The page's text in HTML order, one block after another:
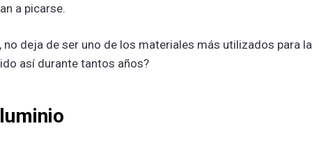
a picarse.
deja de ser uno de los materiales más utilizados para la
así durante tantos años?